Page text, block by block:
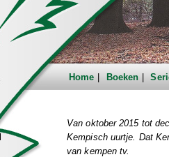
Home Boeken
Van oktober 2015 tot
Kempisch uurtje. Dat
van kempen tv.